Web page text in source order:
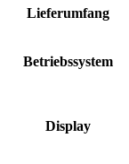
Lieferumfang
Betriebssystem
Display